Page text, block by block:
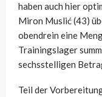
haben auch hier
Miron Muslić (43)
obendrein eine
Trainingslager
sechsstelligen
Teil der